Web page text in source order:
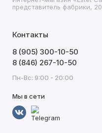
представитель фабрики,
Контакты
8 (905) 300-10-50
8 (846) 267-10-50
Пн-Вс: 9:00 - 20:00
Мы в сети